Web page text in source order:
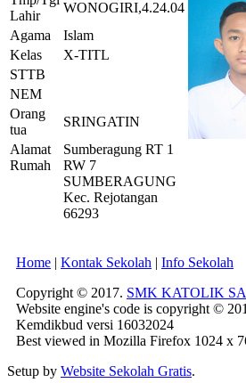
Lahir
WONOGIRI,4.24.04
Agama
Islam
Kelas
X-TITL
STTB
NEM
Orang
tua
SRINGATIN
Alamat
Rumah
Sumberagung RT 1
RW 7
SUMBERAGUNG
Kec. Rejotangan
66293
Home | Kontak Sekolah | Info Sekolah
Copyright © 2017. SMK KATOLIK
Website engine's code is copyright ©
Kemdikbud versi 16032024
Best viewed in Mozilla Firefox 1024 x
Setup by Website Sekolah Gratis.